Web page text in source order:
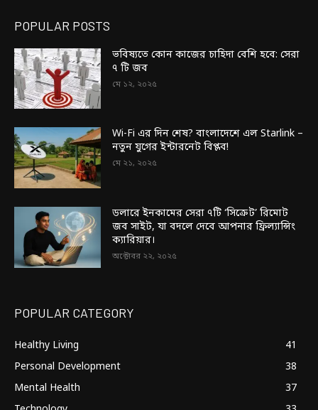
POPULAR POSTS
ভবিষ্যতে কোন কাজের চাহিদা বেশি হবে: সেরা
৭ টি জব
মে ১২, ২০২৫
Wi-Fi এর দিন শেষ? বাংলাদেশে এল Starlink –
নতুন যুগের ইন্টারনেট বিপ্লব!
মে ২১, ২০২৫
ডলারে ইনকামের সেরা ৭টি ‘সিক্রেট’ রিমোট
জব সাইট, যা বদলে দেবে আপনার ফ্রিল্যান্সিং
ক্যারিয়ার।
অক্টোবর ২২, ২০২৫
POPULAR CATEGORY
Healthy Living
41
Personal Development
38
Mental Health
37